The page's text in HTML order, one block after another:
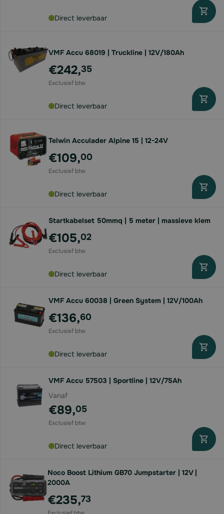
Direct leverbaar
VMF Accu 68019 | Truckline | 12V/180Ah
€242,35
Direct leverbaar
Telwin Acculader Alpine 15 | 12-24V
€109,00
Direct leverbaar
Startkabelset 50mmq | 5 meter | massieve klem
€105,02
Direct leverbaar
VMF Accu 60038 | Green System | 12V/100Ah
€136,60
Direct leverbaar
VMF Accu 57503 | Sportline | 12V/75Ah
Vanaf
€89,05
Direct leverbaar
Noco Boost Lithium GB70 Jumpstarter | 12V |
2000A
€235,73